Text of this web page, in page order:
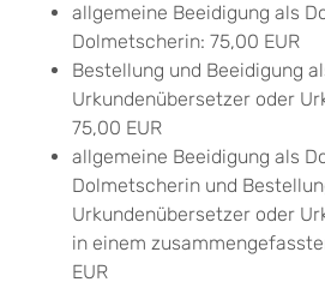
allgemeine Beeidigung als
Dolmetscherin: 75,00 EUR
Bestellung und Beeidigung
Urkundenübersetzer oder
75,00 EUR
allgemeine Beeidigung als
Dolmetscherin und
Urkundenübersetzer oder
in einem
EUR